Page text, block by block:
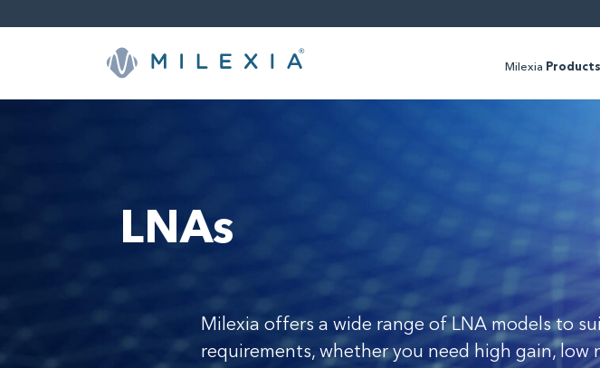
Milexia Products
LNAs
Milexia offers a wide range of LNA models to
requirements, whether you need high gain, low